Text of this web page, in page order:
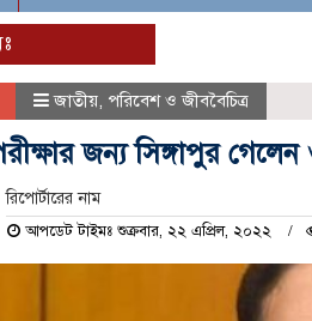
জাতীয়, পরিবেশ ও জীববৈচিত্র
পরীক্ষার জন্য সিঙ্গাপুর
রিপোর্টারের নাম
আপডেট টাইমঃ শুক্রবার, ২২ এপ্রিল, ২০২২